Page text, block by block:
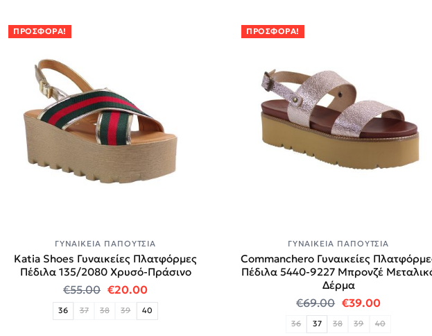
ΠΡΟΣΦΟΡΆ!
ΓΥΝΑΙΚΕΊΑ ΠΑΠΟΎΤΣΙΑ
Katia Shoes Γυναικείες Πλατφόρμες
Πέδιλα 135/2080 Χρυσό-Πράσινο
€55.00 Original price was: €55.00.
€20.00Η τρέχουσα τιμή είναι: €20.00.
36 37 38 39 40
ΠΡΟΣΦΟΡΆ!
ΓΥΝΑΙΚΕΊΑ ΠΑΠΟΎΤΣΙΑ
Commanchero Γυναικείες
Πέδιλα 5440-9227 Mπρονζέ
Δέρμα
€69.00 Original price
€39.00Η
36 37 38 39 40